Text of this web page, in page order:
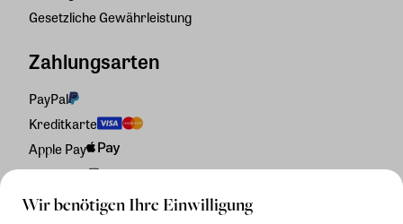
Wir benötigen Ihre Einwilligung
Gesetzliche Gewährleistung
Zahlungsarten
PayPal
Kreditkarte
Apple Pay
Rechnung